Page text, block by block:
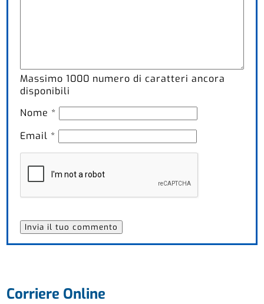
Massimo1000 numero di caratteri ancora
disponibili
Nome *
Email *
Corriere Online